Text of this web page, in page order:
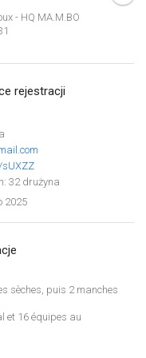
- HQ MA.M.BO
rejestracji
32 drużyna
2025
sèches, puis 2 manches
et 16 équipes au
tardives